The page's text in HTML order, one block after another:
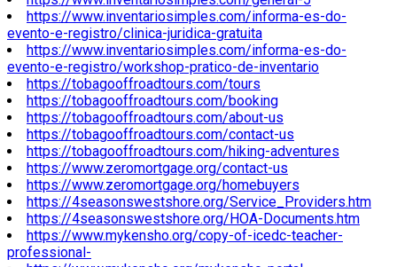
https://www.inventariosimples.com/informa-es-do-
evento-e-registro/clinica-juridica-gratuita
https://www.inventariosimples.com/informa-es-do-
evento-e-registro/workshop-pratico-de-inventario
https://tobagooffroadtours.com/tours
https://tobagooffroadtours.com/booking
https://tobagooffroadtours.com/about-us
https://tobagooffroadtours.com/contact-us
https://tobagooffroadtours.com/hiking-adventures
https://www.zeromortgage.org/contact-us
https://www.zeromortgage.org/homebuyers
https://4seasonswestshore.org/Service_Providers.htm
https://4seasonswestshore.org/HOA-Documents.htm
https://www.mykensho.org/copy-of-icedc-teacher-
professional-